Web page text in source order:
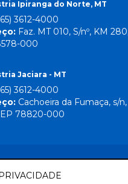
Ipiranga do Norte, MT
3612-4000
Faz. MT 010, S/nº, KM
000
Jaciara - MT
3612-4000
Cachoeira da Fumaça, s/
78820-000